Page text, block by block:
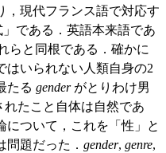
，現代フランス語で対応す
である．英語本来語であ
らと同根である．確かに
はいられない人類自身の2
たる genderがとりわけ男
れたこと自体は自然であ
について，これを「性」と
題だった． gender, genre,